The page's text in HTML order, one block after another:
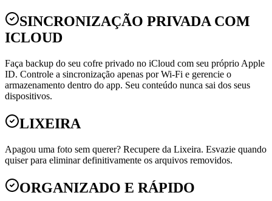
SINCRONIZAÇÃO PRIVADA COM
ICLOUD
Faça backup do seu cofre privado no iCloud com seu próprio Apple
ID. Controle a sincronização apenas por Wi-Fi e gerencie o
armazenamento dentro do app. Seu conteúdo nunca sai dos seus
dispositivos.
LIXEIRA
Apagou uma foto sem querer? Recupere da Lixeira. Esvazie quando
quiser para eliminar definitivamente os arquivos removidos.
ORGANIZADO E RÁPIDO